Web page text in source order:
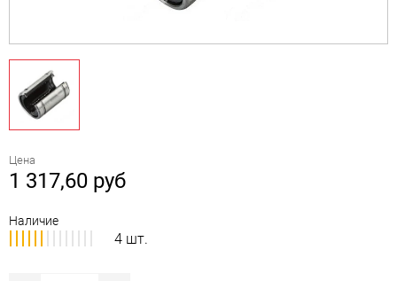
Цена
1 317,60 руб
Наличие
4 шт.